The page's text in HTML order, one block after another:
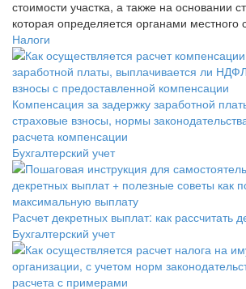
стоимости участка, а также на основании
которая определяется органами местного
Налоги
Компенсация за задержку заработной
страховые взносы, нормы
расчета компенсации
Бухгалтерский учет
Расчет декретных выплат: как рассчитать
Бухгалтерский учет